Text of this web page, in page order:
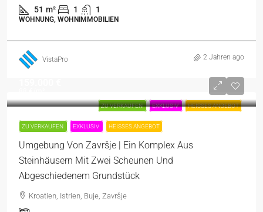
51 m² 1 1
WOHNUNG, WOHNIMMOBILIEN
VistaPro 2 Jahren ago
ZU VERKAUFEN EXKLUSIV HEISSES ANGEBOT
ZU VERKAUFEN EXKLUSIV HEISSES ANGEBOT
Umgebung Von Završje | Ein Komplex Aus
Steinhäusern Mit Zwei Scheunen Und
Abgeschiedenem Grundstück
Kroatien, Istrien, Buje, Završje